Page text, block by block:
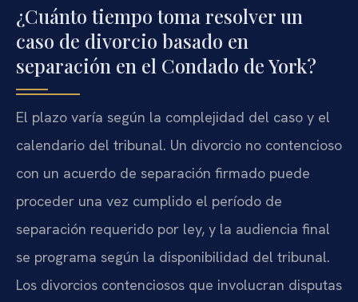
¿Cuánto tiempo toma resolver un
caso de divorcio basado en
separación en el Condado de York?
El plazo varía según la complejidad del caso y el
calendario del tribunal. Un divorcio no contencioso
con un acuerdo de separación firmado puede
proceder una vez cumplido el período de
separación requerido por ley, y la audiencia final
se programa según la disponibilidad del tribunal.
Los divorcios contenciosos que involucran disputas